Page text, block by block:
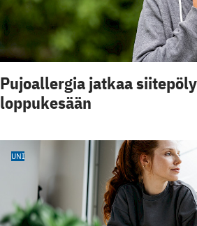
Pujoallergia jatkaa
loppukesään
UNI